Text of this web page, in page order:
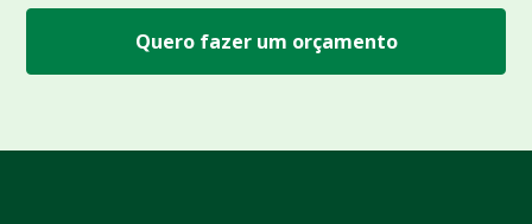
Quero fazer um orçamento